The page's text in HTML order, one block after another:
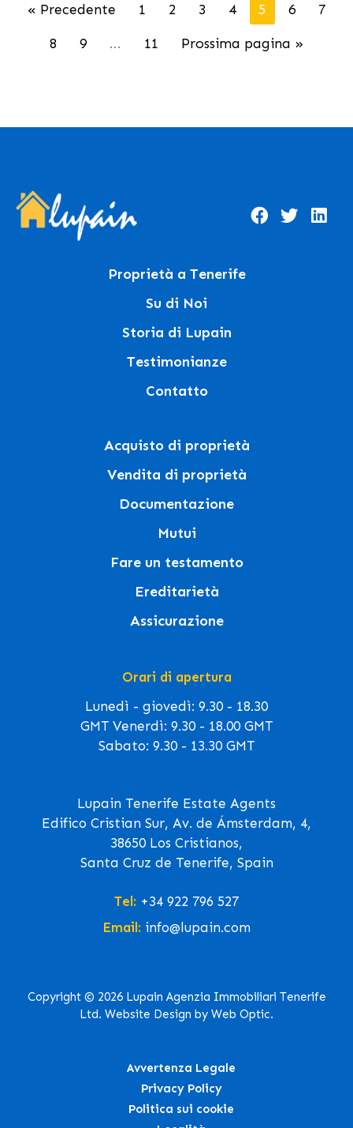
« Precedente 1 2 3 4 5 6
7
8
9 ... 11 Prossima pagina »
Proprietà a Tenerife
Su di Noi
Storia di Lupain
Testimonianze
Contatto
Acquisto di proprietà
Vendita di proprietà
Documentazione
Mutui
Fare un testamento
Ereditarietà
Assicurazione
Orari di apertura
Lunedì - giovedì: 9.30 - 18.30
GMT Venerdì: 9.30 - 18.00 GMT
Sabato: 9.30 - 13.30 GMT
Lupain Tenerife Estate Agents
Edifico Cristian Sur, Av. de Ámsterdam, 4,
38650 Los Cristianos,
Santa Cruz de Tenerife, Spain
Tel: +34 922 796 527
Email: info@lupain.com
Copyright © 2026 Lupain Agenzia Immobiliari Tenerife
Ltd. Website Design by Web Optic.
Avvertenza Legale
Privacy Policy
Politica sui cookie